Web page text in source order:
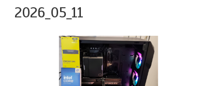
2026_05_11